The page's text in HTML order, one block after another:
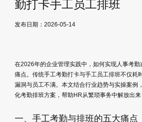
勤打卡手工员工排班
发布日期：2026-05-14
在2026年的企业管理实践中，如何实现人事考
痛点。传统手工考勤打卡与手工员工排班不仅耗
漏洞与员工不满。本文结合行业趋势与实操案例
化考勤排班方案，帮助HR从繁琐事务中解放出来
一、手工考勤与排班的五大痛点